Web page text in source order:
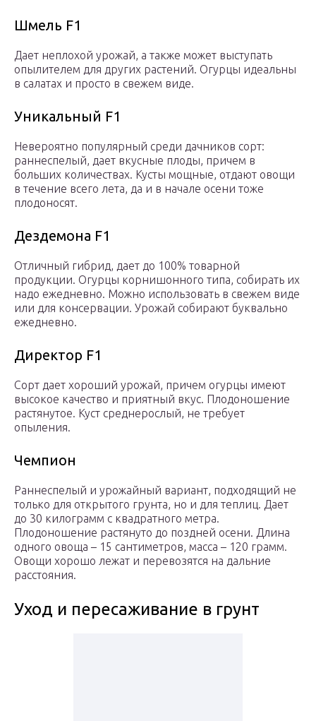
Шмель F1
Дает неплохой урожай, а также может выступать
опылителем для других растений. Огурцы идеальны
в салатах и просто в свежем виде.
Уникальный F1
Невероятно популярный среди дачников сорт:
раннеспелый, дает вкусные плоды, причем в
больших количествах. Кусты мощные, отдают овощи
в течение всего лета, да и в начале осени тоже
плодоносят.
Дездемона F1
Отличный гибрид, дает до 100% товарной
продукции. Огурцы корнишонного типа, собирать их
надо ежедневно. Можно использовать в свежем виде
или для консервации. Урожай собирают буквально
ежедневно.
Директор F1
Сорт дает хороший урожай, причем огурцы имеют
высокое качество и приятный вкус. Плодоношение
растянутое. Куст среднерослый, не требует
опыления.
Чемпион
Раннеспелый и урожайный вариант, подходящий не
только для открытого грунта, но и для теплиц. Дает
до 30 килограмм с квадратного метра.
Плодоношение растянуто до поздней осени. Длина
одного овоща – 15 сантиметров, масса – 120 грамм.
Овощи хорошо лежат и перевозятся на дальние
расстояния.
Уход и пересаживание в грунт